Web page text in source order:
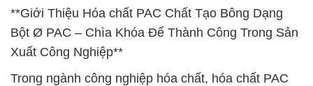
**Giới Thiệu Hóa chất PAC Chất Tạo Bông Dạng
Bột Ø PAC – Chìa Khóa Để Thành Công Trong Sản
Xuất Công Nghiệp**
Trong ngành công nghiệp hóa chất, hóa chất PAC